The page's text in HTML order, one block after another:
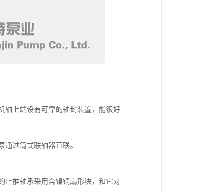
轴上端设有可靠的轴封装置，能很好
过筒式联轴器直联。
止推轴承采用含镍铜扇形块，和它对